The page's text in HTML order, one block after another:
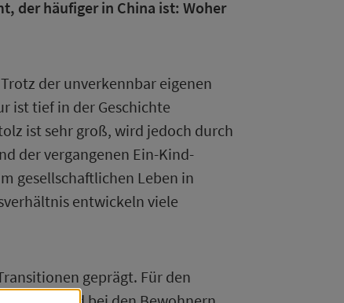
der häufiger in China ist: Woher
der unverkennbar eigenen
ist tief in der Geschichte
ist sehr groß, wird jedoch durch
der vergangenen Ein-Kind-
gesellschaftlichen Leben in
entwickeln viele
geprägt. Für den